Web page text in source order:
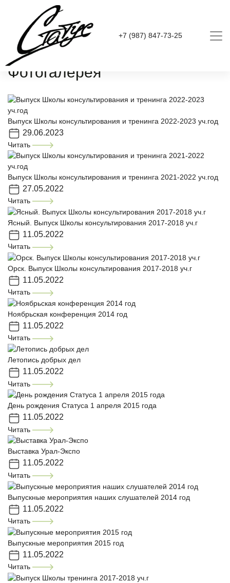
+7 (987) 847-73-25
Главная
Фотогалерея
Выпуск Школы консультирования и тренинга 2022-2023 уч.год
29.06.2023
Читать
Выпуск Школы консультирования и тренинга 2021-2022 уч.год
27.05.2022
Читать
Ясный. Выпуск Школы консультирования 2017-2018 уч.г
11.05.2022
Читать
Орск. Выпуск Школы консультирования 2017-2018 уч.г
11.05.2022
Читать
Ноябрьская конференция 2014 год
11.05.2022
Читать
Летопись добрых дел
11.05.2022
Читать
День рождения Статуса 1 апреля 2015 года
11.05.2022
Читать
Выставка Урал-Экспо
11.05.2022
Читать
Выпускные мероприятия наших слушателей 2014 год
11.05.2022
Читать
Выпускные мероприятия 2015 год
11.05.2022
Читать